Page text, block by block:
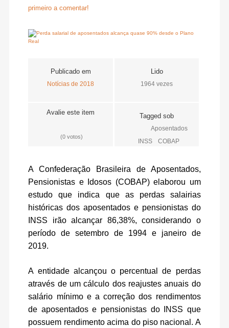
primeiro a comentar!
Publicado em
Notícias de 2018
Lido
1964 vezes
Avalie este item
(0 votos)
Tagged sob
Aposentados
INSS
COBAP
A Confederação Brasileira de Aposentados,
Pensionistas e Idosos (COBAP) elaborou um
estudo que indica que as perdas salairias
históricas dos aposentados e pensionistas do
INSS irão alcançar 86,38%, considerando o
período de setembro de 1994 e janeiro de
2019.
A entidade alcançou o percentual de perdas
através de um cálculo dos reajustes anuais do
salário mínimo e a correção dos rendimentos
de aposentados e pensionistas do INSS que
possuem rendimento acima do piso nacional. A